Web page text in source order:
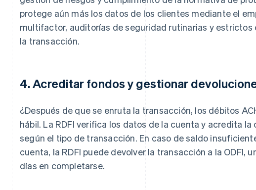
protege aún más los datos de los clientes mediante el
multifactor, auditorías de seguridad rutinarias y
la transacción.
4. Acreditar fondos y gestionar
¿Después de que se enruta la transacción, los débitos
hábil. La RDFI verifica los datos de la cuenta y acredita
según el tipo de transacción. En caso de saldo
cuenta, la RDFI puede devolver la transacción a la ODFI,
días en completarse.